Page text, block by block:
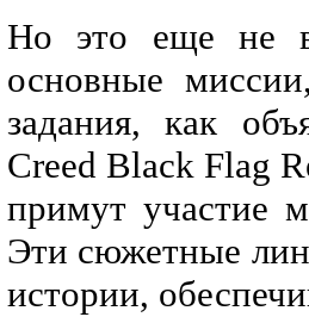
Но это еще не
основные
задания, как
Creed Black Flag
примут участие
Эти сюжетные
истории,